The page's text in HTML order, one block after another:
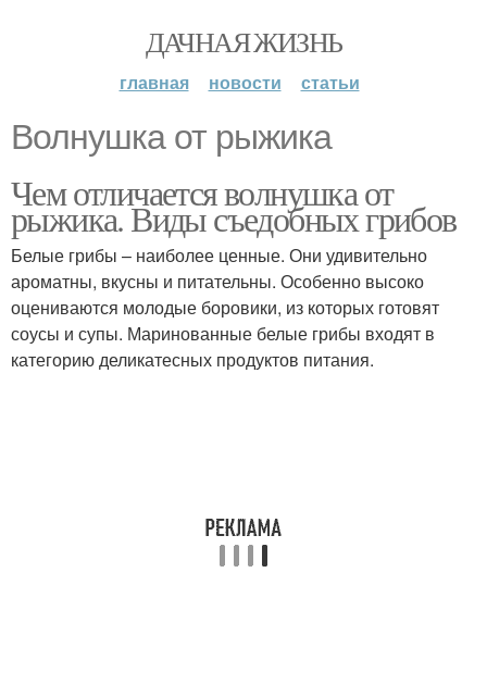
ДАЧНАЯ ЖИЗНЬ
главная новости статьи
Волнушка от рыжика
Чем отличается волнушка от
рыжика. Виды съедобных грибов
Белые грибы – наиболее ценные. Они удивительно
ароматны, вкусны и питательны. Особенно высоко
оцениваются молодые боровики, из которых готовят
соусы и супы. Маринованные белые грибы входят в
категорию деликатесных продуктов питания.